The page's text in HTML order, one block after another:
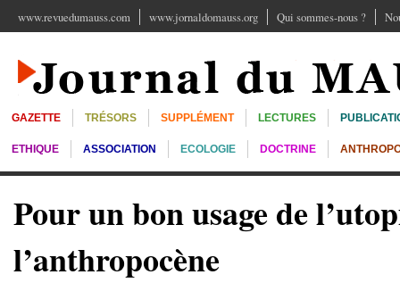
www.revuedumauss.com www.jornaldomauss.org Qui sommes-nous ?
GAZETTE TRÉSORS SUPPLÉMENT LECTURES
ETHIQUE ASSOCIATION ECOLOGIE DOCTRINE
Pour un bon usage de
l’anthropocène